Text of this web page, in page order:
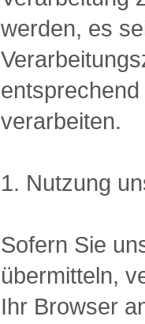
werden, es
verarbeiten.
1. Nutzung
Sofern Sie
übermitteln,
Ihr Browser